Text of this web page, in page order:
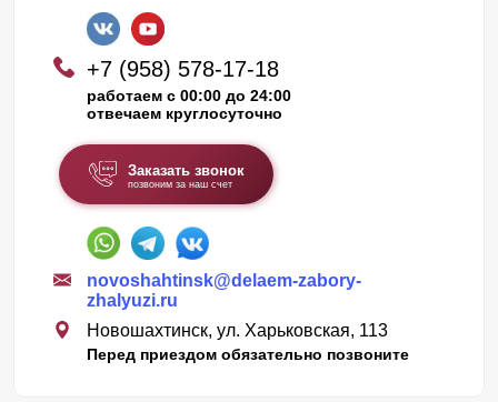
+7 (958) 578-17-18
работаем с 00:00 до 24:00
отвечаем круглосуточно
Заказать звонок
позвоним за наш счет
novoshahtinsk@delaem-zabory-
zhalyuzi.ru
Новошахтинск, ул. Харьковская, 113
Перед приездом обязательно позвоните